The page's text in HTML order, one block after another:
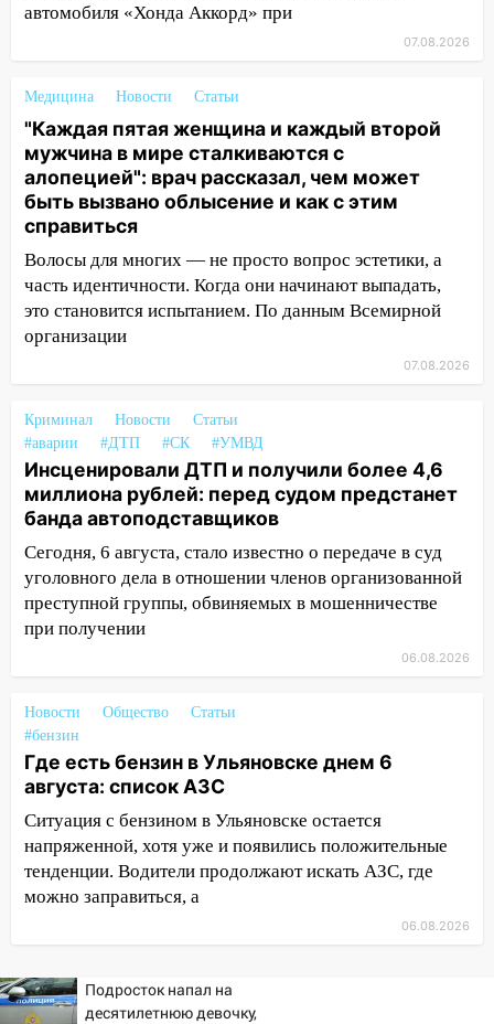
11:38 В Госдуме предложили отменить
11:25
В Ульяновске ИИ будет выявлять
нарушителей на контейнерных
площадках
11:20 Ульяновская шахматистка
Валерия Клейменова выиграла два
золота в составе сборной мира
11:16 В Ульяновске открыли памятную
доску декабристу Кондратию Рылееву
10:40 В Ульяновске спасатели ночью
нашли потерявшегося в заброшенных
10:26
На нескольких улицах Ульяновска
временно отключили холодную воду
10:14 В Ульяновске двоих участников
коррупционной схемы при ЦГКБ
09:52 Ночью беспилотники сбили над
соседними Татарстаном и Саратовской
областью
Диана Шурыгина уверовала в
09:35
будут судить за неуплату налогов на 48
млн рублей
08:22 Подросток на питбайке сбил
велосипедистку: пострадали двое
07:20
Жара возвращается: ожидается
знойный и сухой четверг
пострадал 38-летний водитель
иномарки
автомобиля «Хонда Аккорд» при
07.08.2026
Медицина Новости Статьи
"Каждая пятая женщина и каждый второй
мужчина в мире сталкиваются с
алопецией": врач рассказал, чем может
быть вызвано облысение и как с этим
справиться
Волосы для многих — не просто вопрос эстетики, а
часть идентичности. Когда они начинают выпадать,
это становится испытанием. По данным Всемирной
организации
07.08.2026
Криминал Новости
Статьи
#аварии
#ДТП #СК #УМВД
Инсценировали ДТП и получили более 4,6
миллиона рублей: перед судом предстанет
банда автоподставщиков
Сегодня, 6 августа, стало известно о передаче в суд
уголовного дела в отношении членов организованной
преступной группы, обвиняемых в мошенничестве
при получении
06.08.2026
Новости Общество
Статьи
#бензин
Где есть бензин в Ульяновске днем 6
августа: список АЗС
Ситуация с бензином в Ульяновске остается
напряженной, хотя уже и появились положительные
тенденции. Водители продолжают искать АЗС, где
можно заправиться, а
06.08.2026
Подросток напал на
десятилетнюю девочку,